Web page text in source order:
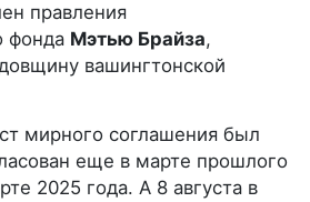
правления
фонда Мэтью Брайза,
вашингтонской
мирного соглашения был
еще в марте прошлого
2025 года. А 8 августа в